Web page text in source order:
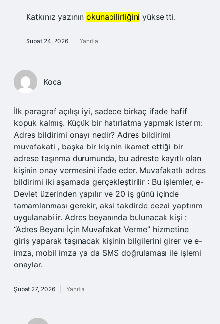
Katkınız yazının okunabilirliğini yükseltti.
Şubat 24, 2026 Yanıtla
Koca
İlk paragraf açılışı iyi, sadece birkaç ifade hafif
kopuk kalmış. Küçük bir hatırlatma yapmak isterim:
Adres bildirimi onayı nedir? Adres bildirimi
muvafakati , başka bir kişinin ikamet ettiği bir
adrese taşınma durumunda, bu adreste kayıtlı olan
kişinin onay vermesini ifade eder. Muvafakatlı adres
bildirimi iki aşamada gerçekleştirilir : Bu işlemler, e-
Devlet üzerinden yapılır ve 20 iş günü içinde
tamamlanması gerekir, aksi takdirde cezai yaptırım
uygulanabilir. Adres beyanında bulunacak kişi :
“Adres Beyanı İçin Muvafakat Verme” hizmetine
giriş yaparak taşınacak kişinin bilgilerini girer ve e-
imza, mobil imza ya da SMS doğrulaması ile işlemi
onaylar.
Şubat 27, 2026 Yanıtla